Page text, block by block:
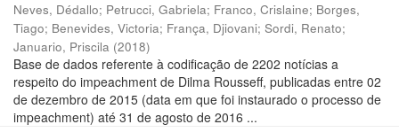
Neves, Dédallo; Petrucci, Gabriela; Franco, Crislaine; Borges,
Tiago; Benevides, Victoria; França, Djiovani; Sordi, Renato;
Januario, Priscila (2018)
Base de dados referente à codificação de 2202 notícias a
respeito do impeachment de Dilma Rousseff, publicadas entre 02
de dezembro de 2015 (data em que foi instaurado o processo de
impeachment) até 31 de agosto de 2016 ...